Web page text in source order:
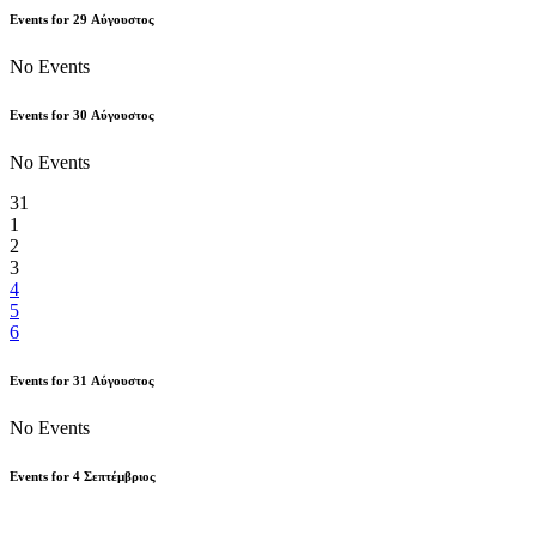
Events for 29 Αύγουστος
No Events
Events for 30 Αύγουστος
No Events
31
1
2
3
4
5
6
Events for 31 Αύγουστος
No Events
Events for 4 Σεπτέμβριος